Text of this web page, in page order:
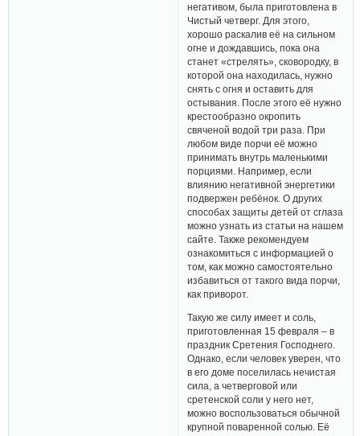
негативом, была приготовлена в
Чистый четверг. Для этого,
хорошо раскалив её на сильном
огне и дождавшись, пока она
станет «стрелять», сковородку, в
которой она находилась, нужно
снять с огня и оставить для
остывания. После этого её нужно
крестообразно окропить
свяченой водой три раза. При
любом виде порчи её можно
принимать внутрь маленькими
порциями. Например, если
влиянию негативной энергетики
подвержен ребёнок. О других
способах защиты детей от сглаза
можно узнать из статьи на нашем
сайте. Также рекомендуем
ознакомиться с информацией о
том, как можно самостоятельно
избавиться от такого вида порчи,
как приворот.
Такую же силу имеет и соль,
приготовленная 15 февраля – в
праздник Сретения Господнего.
Однако, если человек уверен, что
в его доме поселилась нечистая
сила, а четверговой или
сретенской соли у него нет,
можно воспользоваться обычной
крупной поваренной солью. Её